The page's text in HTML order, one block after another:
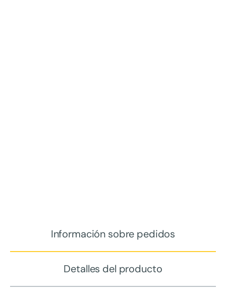
Información sobre pedidos
Detalles del producto